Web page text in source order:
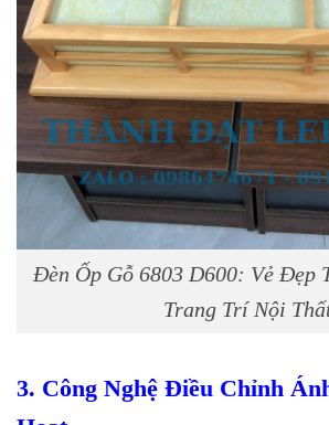
Đèn Ốp Gỗ 6803 D600: Vẻ Đẹp
Trang Trí Nội
3. Công Nghệ Điều Chỉnh